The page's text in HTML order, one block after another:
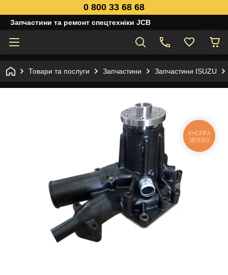
0 800 33 68 68
Запчастини та ремонт спецтехніки JCB
Товари та послуги Запчастини Запчастини ISUZU
КНОПКА
ЗВ'ЯЗКУ